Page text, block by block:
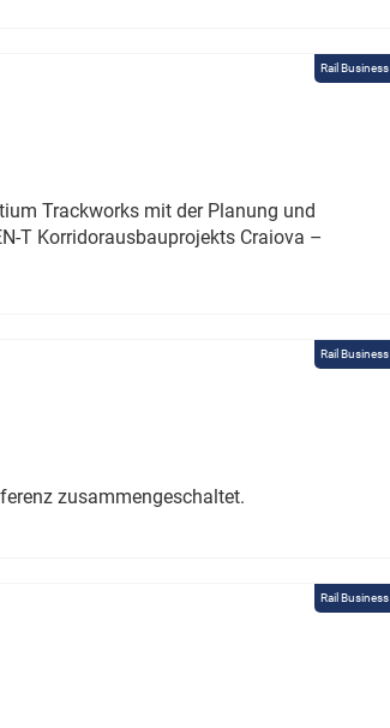
Rail Business
Trackworks mit der Planung und
T Korridorausbauprojekts Craiova –
Rail Business
zusammengeschaltet.
Rail Business